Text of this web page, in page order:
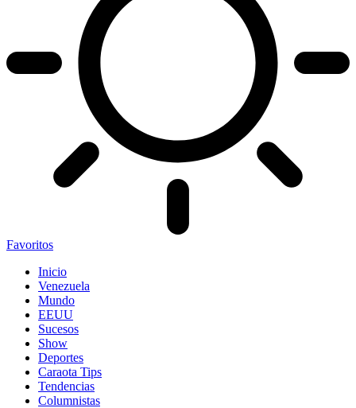
Favoritos
Inicio
Venezuela
Mundo
EEUU
Sucesos
Show
Deportes
Caraota Tips
Tendencias
Columnistas